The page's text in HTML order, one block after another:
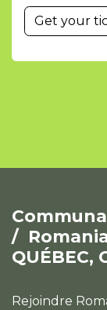
Get your
/
QUÉBEC,
Rejoindre